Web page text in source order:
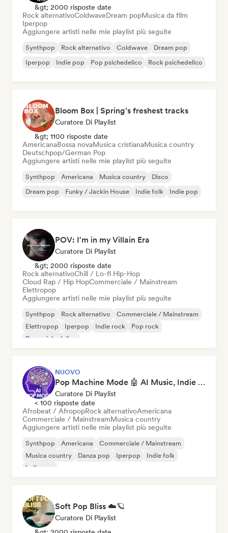
&gt; 2000 risposte date
Rock alternativoColdwaveDream popMusica da film
Iperpop
Aggiungere artisti nelle mie playlist più seguite
Synthpop Rock alternativo Coldwave
Dream pop
Iperpop
Indie pop Pop psichedelico Rock psichedelico
Bloom Box | Spring’s freshest tracks
Curatore Di Playlist
&gt; 1100 risposte date
AmericanaBossa novaMusica cristianaMusica country
Deutschpop/German Pop
Aggiungere artisti nelle mie playlist più seguite
Synthpop Americana Musica country
Disco
Dream pop
Funky / Jackin House Indie folk Indie pop
POV: I'm in my Villain Era
Curatore Di Playlist
&gt; 2000 risposte date
Rock alternativoChill / Lo-fi Hip-Hop
Cloud Rap / Hip HopCommerciale / Mainstream
Elettropop
Aggiungere artisti nelle mie playlist più seguite
Synthpop Rock alternativo
Commerciale / Mainstream
Elettropop
Iperpop Indie rock
Pop rock
Pop psichedelico
NUOVO
Pop Machine Mode 🤖 AI Music, Indie Pop & Dream Pop
Curatore Di Playlist
< 100 risposte date
Afrobeat / AfropopRock alternativoAmericana
Commerciale / MainstreamMusica country
Aggiungere artisti nelle mie playlist più seguite
Synthpop Americana
Commerciale / Mainstream
Musica country
Danza pop Iperpop
Indie folk
Indie pop
Soft Pop Bliss ☁️🪐
Curatore Di Playlist